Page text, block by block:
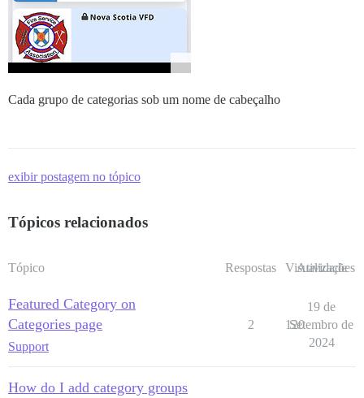
Cada grupo de categorias sob um nome de cabeçalho
exibir postagem no tópico
Tópicos relacionados
Tópico Respostas Visualizações
Atividade
Featured Category on
Categories page
Support
2 120
19 de
Setembro de
2024
How do I add category groups